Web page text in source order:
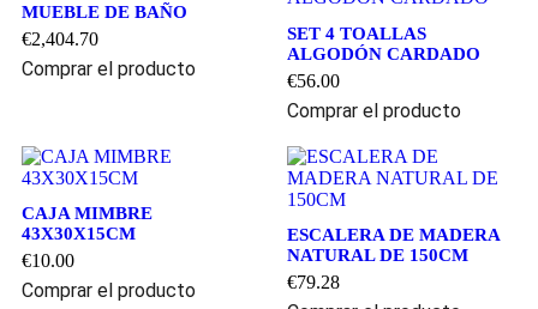
MUEBLE DE BAÑO
€2,404.70
Comprar el producto
SET 4 TOALLAS
ALGODÓN CARDADO
€56.00
Comprar el producto
CAJA MIMBRE
43X30X15CM
€10.00
Comprar el producto
ESCALERA DE MADERA
NATURAL DE 150CM
€79.28